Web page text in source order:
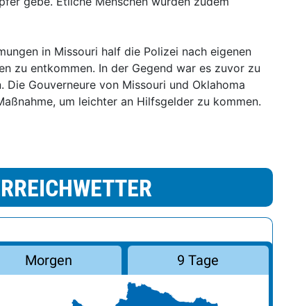
in Missouri half die Polizei nach eigenen
zu entkommen. In der Gegend war es zuvor zu
Die Gouverneure von Missouri und Oklahoma
um leichter an Hilfsgelder zu kommen.
Morgen 9 Tage